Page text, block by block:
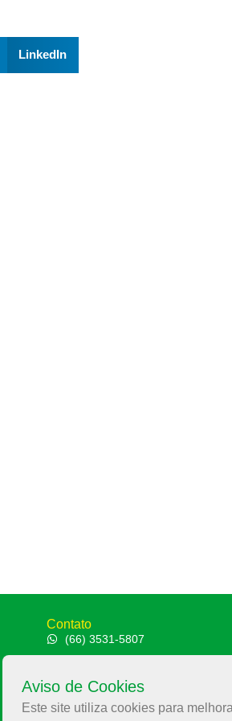
LinkedIn
Contato
(66) 3531-5807
78556-100
aces@aces.org.br
Aviso de Cookies
Este site utiliza cookies para